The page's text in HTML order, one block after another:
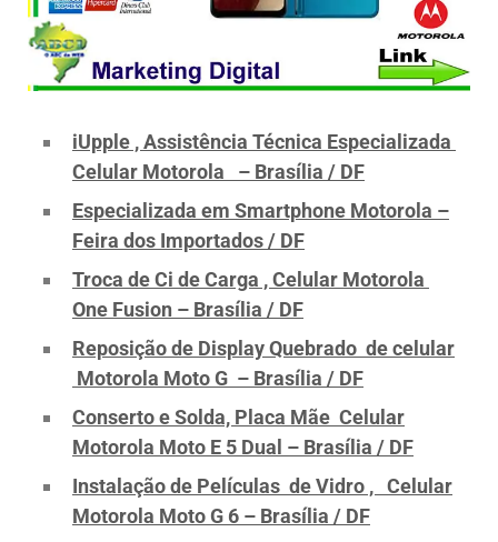
iUpple , Assistência Técnica Especializada
Celular Motorola – Brasília / DF
Especializada em Smartphone Motorola –
Feira dos Importados / DF
Troca de Ci de Carga , Celular Motorola
One Fusion – Brasília / DF
Reposição de Display Quebrado de celular
Motorola Moto G – Brasília / DF
Conserto e Solda, Placa Mãe Celular
Motorola Moto E 5 Dual – Brasília / DF
Instalação de Películas de Vidro , Celular
Motorola Moto G 6 – Brasília / DF